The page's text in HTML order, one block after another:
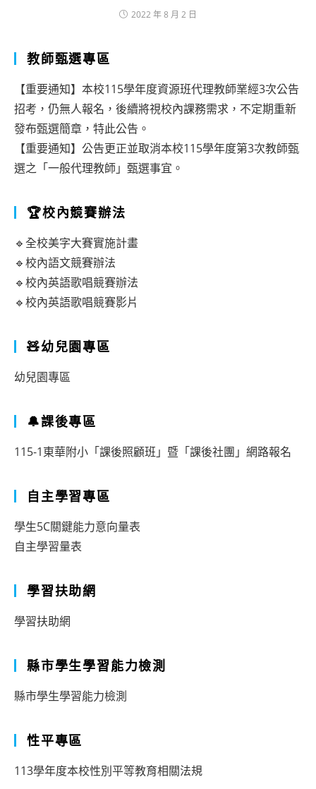
2022 年 8 月 2 日
教師甄選專區
【重要通知】本校115學年度資源班代理教師業經3次公告
招考，仍無人報名，後續將視校內課務需求，不定期重新
發布甄選簡章，特此公告。
【重要通知】公告更正並取消本校115學年度第3次教師甄
選之「一般代理教師」甄選事宜。
🏆校內競賽辦法
🔹全校美字大賽實施計畫
🔹校內語文競賽辦法
🔹校內英語歌唱競賽辦法
🔹校內英語歌唱競賽影片
🧸幼兒園專區
幼兒園專區
🔔課後專區
115-1東華附小「課後照顧班」暨「課後社團」網路報名
自主學習專區
學生5C關鍵能力意向量表
自主學習量表
學習扶助網
學習扶助網
縣市學生學習能力檢測
縣市學生學習能力檢測
性平專區
113學年度本校性別平等教育相關法規